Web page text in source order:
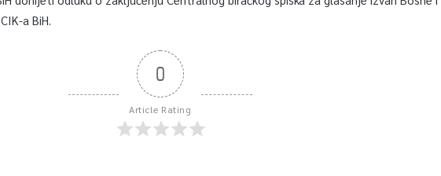
je iz CIK-a BiH.
0
Article Rating